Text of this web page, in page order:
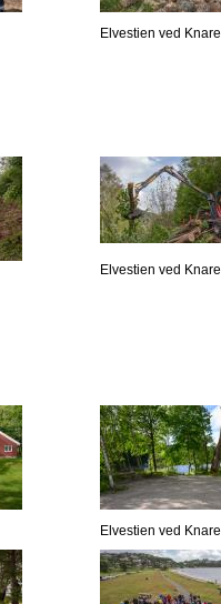
Elvestien ved
Elvestien ved
Elvestien ved